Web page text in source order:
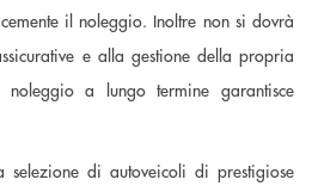
il noleggio. Inoltre non si dovrà
e alla gestione della propria
a lungo termine garantisce
selezione di autoveicoli di prestigiose